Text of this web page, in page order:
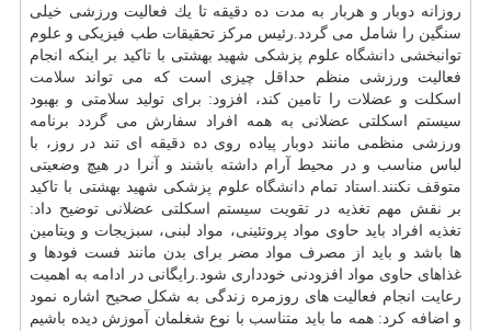
روزانه دوبار و هربار به مدت ده دقیقه تا یك فعالیت ورزشی خیلی
سنگین را شامل می گردد.رئیس مركز تحقیقات طب فیزیكی و علوم
توانبخشی دانشگاه علوم پزشكی شهید بهشتی با تاكید بر اینكه انجام
فعالیت ورزشی منظم حداقل چیزی است كه می تواند سلامت
اسكلت و عضلات را تامین كند، افزود: برای تولید سلامتی و بهبود
سیستم اسكلتی عضلانی به همه افراد سفارش می گردد برنامه
ورزشی منظمی مانند دوبار پیاده روی ده دقیقه ای تند در روز، با
لباس مناسب و در محیط آرام داشته باشند و آنرا در هیچ وضعیتی
متوقف نكنند.استاد تمام دانشگاه علوم پزشكی شهید بهشتی با تاكید
بر نقش مهم تغذیه در تقویت سیستم اسكلتی عضلانی توضیح داد:
تغذیه افراد باید حاوی مواد پروتئینی، مواد لبنی، سبزیجات و ویتامین
ها باشد و باید از مصرف مواد مضر برای بدن مانند فست فودها و
غذاهای حاوی مواد افزودنی خودداری شود.رایگانی در ادامه به اهمیت
رعایت انجام فعالیت های روزمره زندگی به شكل صحیح اشاره نمود
و اضافه كرد: همه ما باید متناسب با نوع شغلمان آموزش دیده باشیم